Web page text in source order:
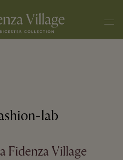
lab
Fidenza Village